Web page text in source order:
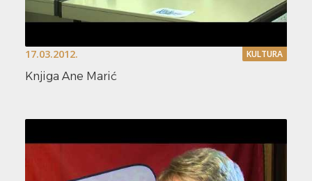
17.03.2012. KULTURA
Knjiga Ane Marić